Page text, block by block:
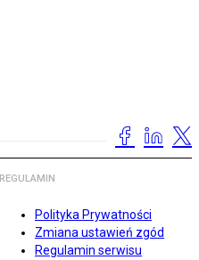
REGULAMIN
Polityka Prywatności
Zmiana ustawień zgód
Regulamin serwisu